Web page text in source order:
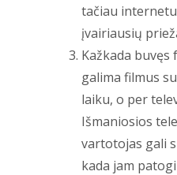
tačiau
įvairiausių
Kažkada
galima filmus
laiku, o per
Išmaniosios
vartotojas gali
kada jam